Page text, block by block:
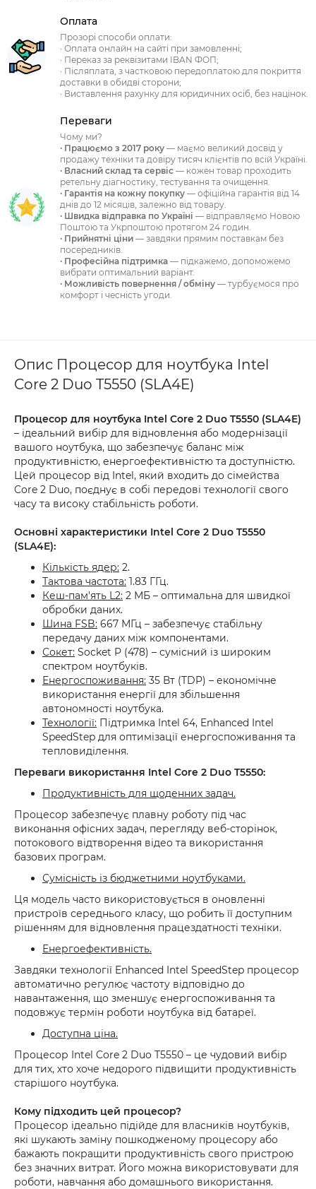
Оплата
Прозорі способи оплати:
· Оплата онлайн на сайті при замовленні;
· Переказ за реквізитами IBAN ФОП;
· Післяплата, з частковою передоплатою для покриття
доставки в обидві сторони;
· Виставлення рахунку для юридичних осіб, без націнок.
Переваги
Чому ми?
· Працюємо з 2017 року — маємо великий досвід у
продажу техніки та довіру тисяч клієнтів по всій Україні.
· Власний склад та сервіс — кожен товар проходить
ретельну діагностику, тестування та очищення.
· Гарантія на кожну покупку — офіційна гарантія від 14
днів до 12 місяців, залежно від товару.
· Швидка відправка по Україні — відправляємо Новою
Поштою та Укрпоштою протягом 24 годин.
· Прийнятні ціни — завдяки прямим поставкам без
посередників.
· Професійна підтримка — підкажемо, допоможемо
вибрати оптимальний варіант.
· Можливість повернення / обміну — турбуємося про
комфорт і чесність угоди.
Опис Процесор для ноутбука Intel
Core 2 Duo T5550 (SLA4E)
Процесор для ноутбука Intel Core 2 Duo T5550 (SLA4E)
– ідеальний вибір для відновлення або модернізації
вашого ноутбука, що забезпечує баланс між
продуктивністю, енергоефективністю та доступністю.
Цей процесор від Intel, який входить до сімейства
Core 2 Duo, поєднує в собі передові технології свого
часу та високу стабільність роботи.
Основні характеристики Intel Core 2 Duo T5550
(SLA4E):
Кількість ядер: 2.
Тактова частота: 1.83 ГГц.
Кеш-пам'ять L2: 2 МБ – оптимальна для швидкої
обробки даних.
Шина FSB: 667 МГц – забезпечує стабільну
передачу даних між компонентами.
Сокет: Socket P (478) – сумісний із широким
спектром ноутбуків.
Енергоспоживання: 35 Вт (TDP) – економічне
використання енергії для збільшення
автономності ноутбука.
Технології: Підтримка Intel 64, Enhanced Intel
SpeedStep для оптимізації енергоспоживання та
тепловиділення.
Переваги використання Intel Core 2 Duo T5550:
Продуктивність для щоденних задач.
Процесор забезпечує плавну роботу під час
виконання офісних задач, перегляду веб-сторінок,
потокового відтворення відео та використання
базових програм.
Сумісність із бюджетними ноутбуками.
Ця модель часто використовується в оновленні
пристроїв середнього класу, що робить її доступним
рішенням для відновлення працездатності техніки.
Енергоефективність.
Завдяки технології Enhanced Intel SpeedStep процесор
автоматично регулює частоту відповідно до
навантаження, що зменшує енергоспоживання та
подовжує термін роботи ноутбука від батареї.
Доступна ціна.
Процесор Intel Core 2 Duo T5550 – це чудовий вибір
для тих, хто хоче недорого підвищити продуктивність
старішого ноутбука.
Кому підходить цей процесор?
Процесор ідеально підійде для власників ноутбуків,
які шукають заміну пошкодженому процесору або
бажають покращити продуктивність свого пристрою
без значних витрат. Його можна використовувати для
роботи, навчання або домашнього використання.